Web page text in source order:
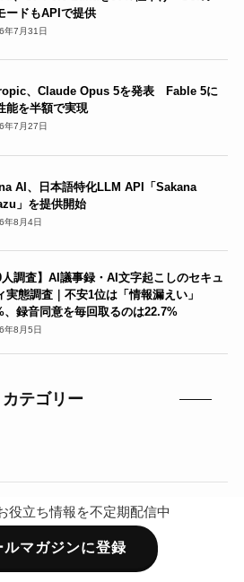
ードもAPIで提供
年7月31日
、Claude Opus 5を発表 Fable 5に
能を半額で実現
年7月27日
AI、日本語特化LLM API「Sakana
」を提供開始
年8月4日
人調査】AI議事録・AI文字起こしのセキュ
実態調査｜不安1位は「情報漏えい」
、録音同意を毎回取るのは22.7%
年8月5日
カテゴリー
役立ち情報を不定期配信中
ルマガジンに登録